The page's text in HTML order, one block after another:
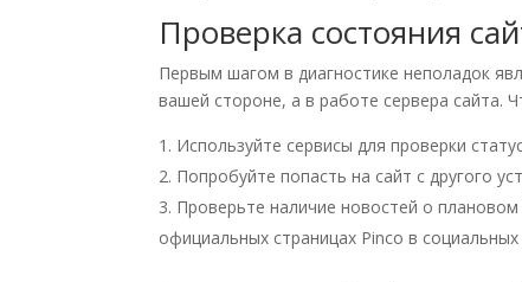
Проверка состояния
Первым шагом в диагностике неполадок
вашей стороне, а в работе сервера сайта.
Используйте сервисы для проверки
Попробуйте попасть на сайт с другого
Проверьте наличие новостей о
официальных страницах Pinco в социальных